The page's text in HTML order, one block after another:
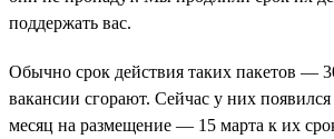
поддержать вас.
Обычно срок действия таких пакетов —
вакансии сгорают. Сейчас у них
месяц на размещение — 15 марта к их